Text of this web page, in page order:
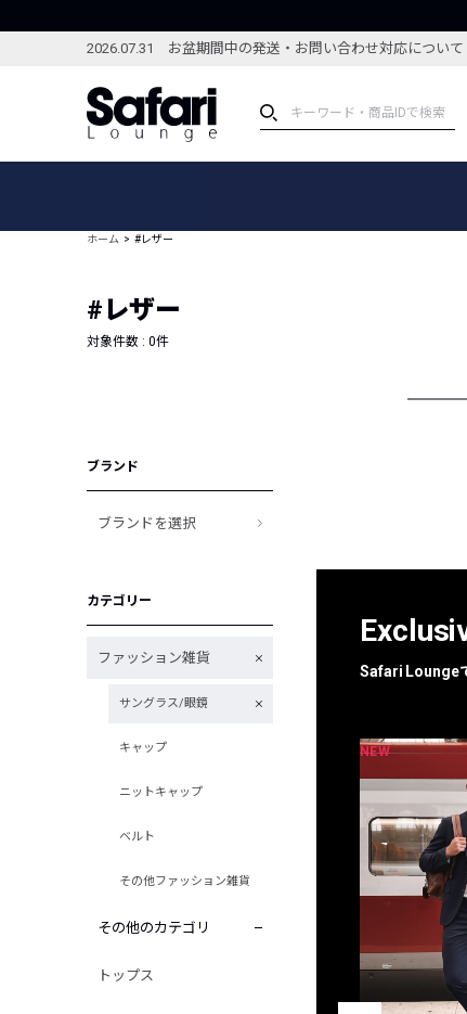
2026.07.31 お盆期間中の発送・お問い合わせ対応について
ブランドから探す
新着アイテム
編集部のおすすめアイテム
ホーム #レザー
#レザー
対象件数 : 0件
ブランド
ブランドを選択
カテゴリー
ファッション雑貨
サングラス/眼鏡
キャップ
ニットキャップ
ベルト
その他ファッション雑貨
その他のカテゴリ
トップス
Safari Lounge
NEW